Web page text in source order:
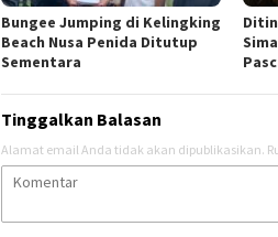
Bungee Jumping di Kelingking
Beach Nusa Penida Ditutup
Sementara
Tinggalkan Balasan
Alamat email Anda tidak akan dipublikasikan.